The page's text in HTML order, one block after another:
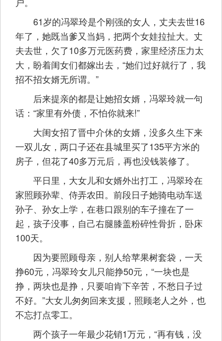
61岁的冯翠玲是个刚强的女人，丈夫去世16
年了，她既当爹又当妈，把两个女娃拉扯大。丈
夫去世，欠了10多万元医药费，家里经济压力太
大，盼着闺女们都嫁出去，“她们过好就行了，我
招不招女婿无所谓。”
后来提亲的都是让她招女婿，冯翠玲就一句
话：“家里有外债，不怕你就来!”
大闺女招了晋中介休的女婿，没多久生下来
一双儿女，两口子还在县城里买了135平方米的
房子，但花了40多万元后，再也没钱装修了。
平日里，大女儿和女婿外出打工，冯翠玲在
家照顾孙辈、侍弄农田。前段日子她骑电动车送
孙子、孙女上学，在巷口跟别的车子撞在了一
起，孩子没事，自己右腿膝盖粉碎性骨折，卧床
100天。
因为要照顾母亲，别人给苹果树套袋，一天
挣60元，冯翠玲女儿只能挣50元，“一块也是
挣，两块也是挣，只要咱肯下辛苦，不愁日子过
不好。”大女儿匆匆回来支援，照顾老人之外，也
不忘打点零工。
两个孩子一年最少花销1万元，“再有钱，没